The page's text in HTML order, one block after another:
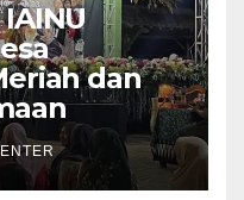
dan